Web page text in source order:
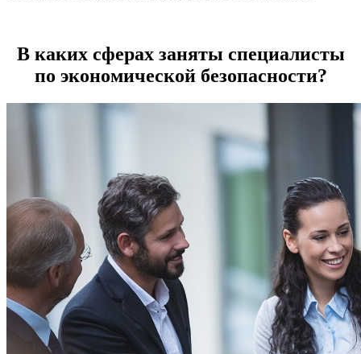
В каких сферах заняты специалисты
по экономической безопасности?